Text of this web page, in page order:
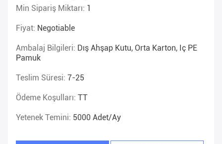
Min Sipariş Miktarı: 1
Fiyat: Negotiable
Ambalaj Bilgileri: Dış Ahşap Kutu, Orta Karton, Iç PE
Pamuk
Teslim Süresi: 7-25
Ödeme Koşulları: TT
Yetenek Temini: 5000 Adet/ay